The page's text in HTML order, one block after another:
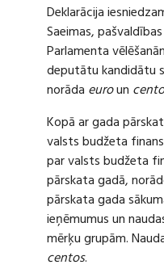
Deklarācija
Saeimas,
Parlamenta
deputātu kandidātu
norāda euroun
Kopā ar gada
valsts budžeta
par valsts budžeta
pārskata gadā,
pārskata gada
ieņēmumus un
mērķu grupām.
centos.